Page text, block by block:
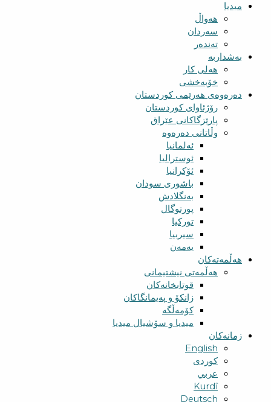
میدیا
‌‌هەواڵ
سه‌ردان
تەندەر
بەشداربە
هەلی کار
خۆبەخشی
دەرەوەی هەرێمی کوردستان
رۆژئاوای کوردستان
پارێزگاکانی عێراق
وڵاتانی دەرەوە
ئەلمانیا
ئوسترالیا
ئۆکرانیا
باشوری سودان
بەنگلادش
پورتوگال
تورکیا
سیربیا
یەمەن
هەڵمەتەکان
هەڵمەتی نیشتیمانی
قوتابخانەکان
زانکۆ و پەیمانگاکان
کۆمەڵگە
میدیا و سۆشیال میدیا
زمانەکان
English
کوردی
عربي
Kurdî
Deutsch